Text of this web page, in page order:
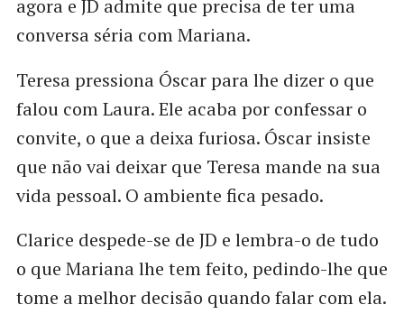
agora e JD admite que precisa de ter uma
conversa séria com Mariana.
Teresa pressiona Óscar para lhe dizer o que
falou com Laura. Ele acaba por confessar o
convite, o que a deixa furiosa. Óscar insiste
que não vai deixar que Teresa mande na sua
vida pessoal. O ambiente fica pesado.
Clarice despede-se de JD e lembra-o de tudo
o que Mariana lhe tem feito, pedindo-lhe que
tome a melhor decisão quando falar com ela.